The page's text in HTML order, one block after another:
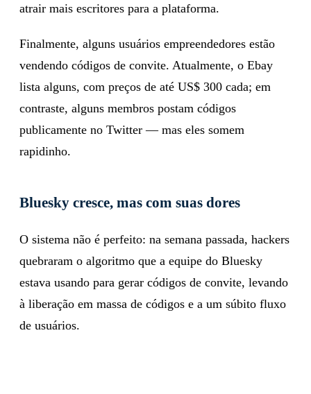
atrair mais escritores para a plataforma.
Finalmente, alguns usuários empreendedores estão
vendendo códigos de convite. Atualmente, o Ebay
lista alguns, com preços de até US$ 300 cada; em
contraste, alguns membros postam códigos
publicamente no Twitter — mas eles somem
rapidinho.
Bluesky cresce, mas com suas dores
O sistema não é perfeito: na semana passada, hackers
quebraram o algoritmo que a equipe do Bluesky
estava usando para gerar códigos de convite, levando
à liberação em massa de códigos e a um súbito fluxo
de usuários.